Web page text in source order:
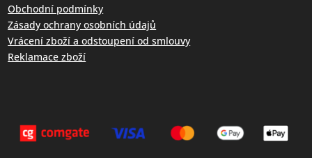
Obchodní podmínky
Zásady ochrany osobních údajů
Vrácení zboží a odstoupení od smlouvy
Reklamace zboží